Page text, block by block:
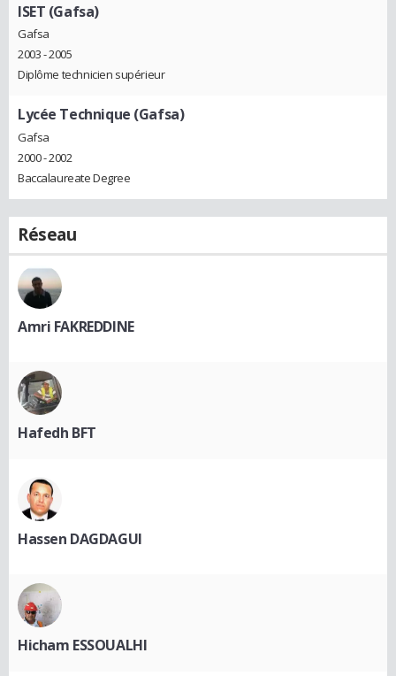
ISET (Gafsa)
Gafsa
2003 - 2005
Diplôme technicien supérieur
Lycée Technique (Gafsa)
Gafsa
2000 - 2002
Baccalaureate Degree
Réseau
Amri FAKREDDINE
Hafedh BFT
Hassen DAGDAGUI
Hicham ESSOUALHI